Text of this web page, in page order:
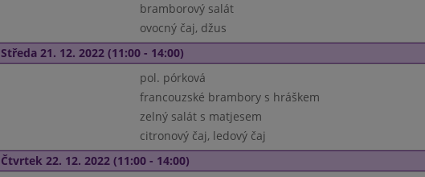
bramborový salát
ovocný čaj, džus
Středa 21. 12. 2022 (11:00 - 14:00)
pol. pórková
francouzské brambory s hráškem
zelný salát s matjesem
citronový čaj, ledový čaj
Čtvrtek 22. 12. 2022 (11:00 - 14:00)